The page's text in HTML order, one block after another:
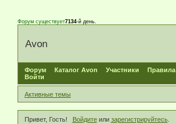
Форум существует7134-й день.
Avon
Форум Каталог Avon Участники Правила
Войти
Активные темы
Привет, Гость! Войдитеили зарегистрируйтесь.